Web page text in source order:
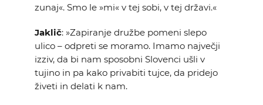
zunaj«. Smo le »mi« v tej sobi, v tej državi.«
Jaklič: »Zapiranje družbe pomeni slepo
ulico – odpreti se moramo. Imamo največji
izziv, da bi nam sposobni Slovenci ušli v
tujino in pa kako privabiti tujce, da pridejo
živeti in delati k nam.